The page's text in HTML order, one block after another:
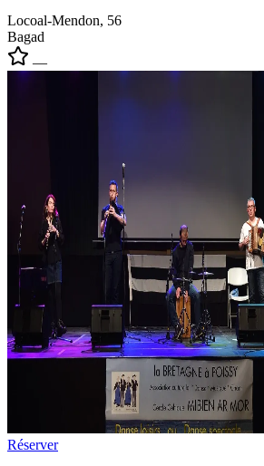
Locoal-Mendon, 56
Bagad
—
Réserver